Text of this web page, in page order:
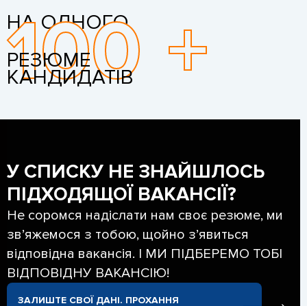
НА ОДНОГО
100 +
РЕЗЮМЕ
КАНДИДАТІВ
У СПИСКУ НЕ ЗНАЙШЛОСЬ
ПІДХОДЯЩОЇ ВАКАНСІЇ?
Не соромся надіслати нам своє резюме, ми
зв’яжемося з тобою, щойно з’явиться
відповідна вакансія. І МИ ПІДБЕРЕМО ТОБІ
ВІДПОВІДНУ ВАКАНСІЮ!
ЗАЛИШТЕ СВОЇ ДАНІ. ПРОХАННЯ